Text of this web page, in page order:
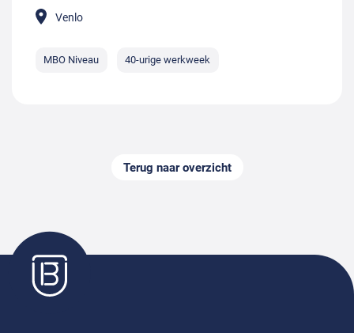
Venlo
MBO Niveau 40-urige werkweek
Terug naar overzicht